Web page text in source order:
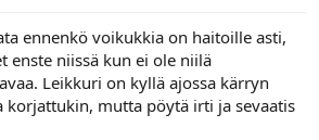
ennenkö voikukkia on haitoille asti,
enste niissä kun ei ole niilä
Leikkuri on kyllä ajossa kärryn
korjattukin, mutta pöytä irti ja sevaatis